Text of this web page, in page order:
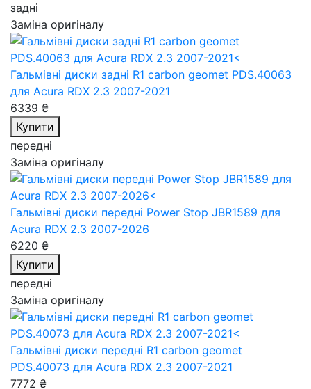
задні
Заміна оригіналу
Гальмівні диски задні R1 carbon geomet PDS.40063
для Acura RDX 2.3 2007-2021
6339 ₴
Купити
передні
Заміна оригіналу
Гальмівні диски передні Power Stop JBR1589 для
Acura RDX 2.3 2007-2026
6220 ₴
Купити
передні
Заміна оригіналу
Гальмівні диски передні R1 carbon geomet
PDS.40073 для Acura RDX 2.3 2007-2021
7772 ₴